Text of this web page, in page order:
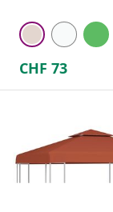
CHF 73